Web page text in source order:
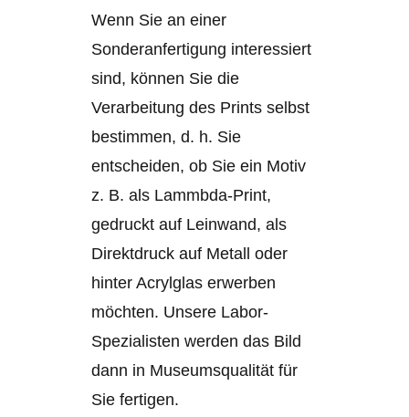
Wenn Sie an einer
Sonderanfertigung interessiert
sind, können Sie die
Verarbeitung des Prints selbst
bestimmen, d. h. Sie
entscheiden, ob Sie ein Motiv
z. B. als Lammbda-Print,
gedruckt auf Leinwand, als
Direktdruck auf Metall oder
hinter Acrylglas erwerben
möchten. Unsere Labor-
Spezialisten werden das Bild
dann in Museumsqualität für
Sie fertigen.